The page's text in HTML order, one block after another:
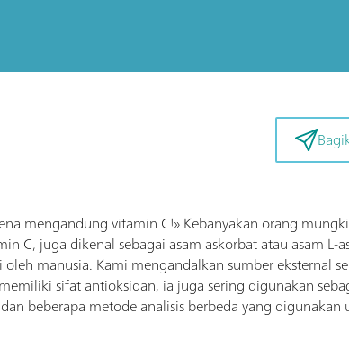
mengandung vitamin C!» Kebanyakan orang
C, juga dikenal sebagai asam askorbat atau asam L-
manusia. Kami mengandalkan sumber eksternal
sifat antioksidan, ia juga sering digunakan
beberapa metode analisis berbeda yang